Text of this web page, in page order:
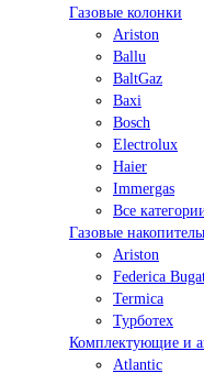
Газовые колонки
Ariston
Ballu
BaltGaz
Baxi
Bosсh
Electrolux
Haier
Immergas
Все
Газовые
Ariston
Federica
Termica
Турботех
Комплектующие и
Atlantic